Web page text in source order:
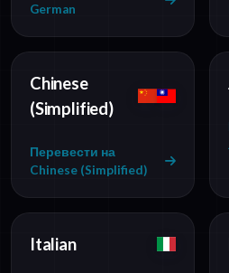
German
Chinese
(Simplified)
Перевести на
Chinese (Simplified)
Italian